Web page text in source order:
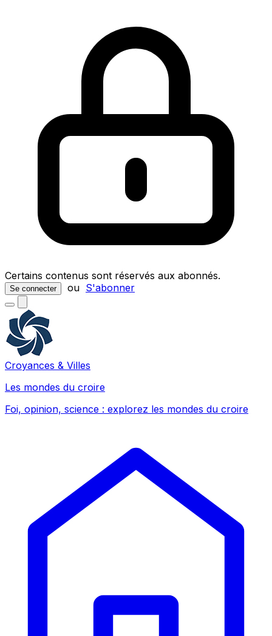
Certains contenus sont réservés aux abonnés.
Se connecter ou S'abonner
Croyances & Villes
Les mondes du croire
Foi, opinion, science : explorez les mondes du croire